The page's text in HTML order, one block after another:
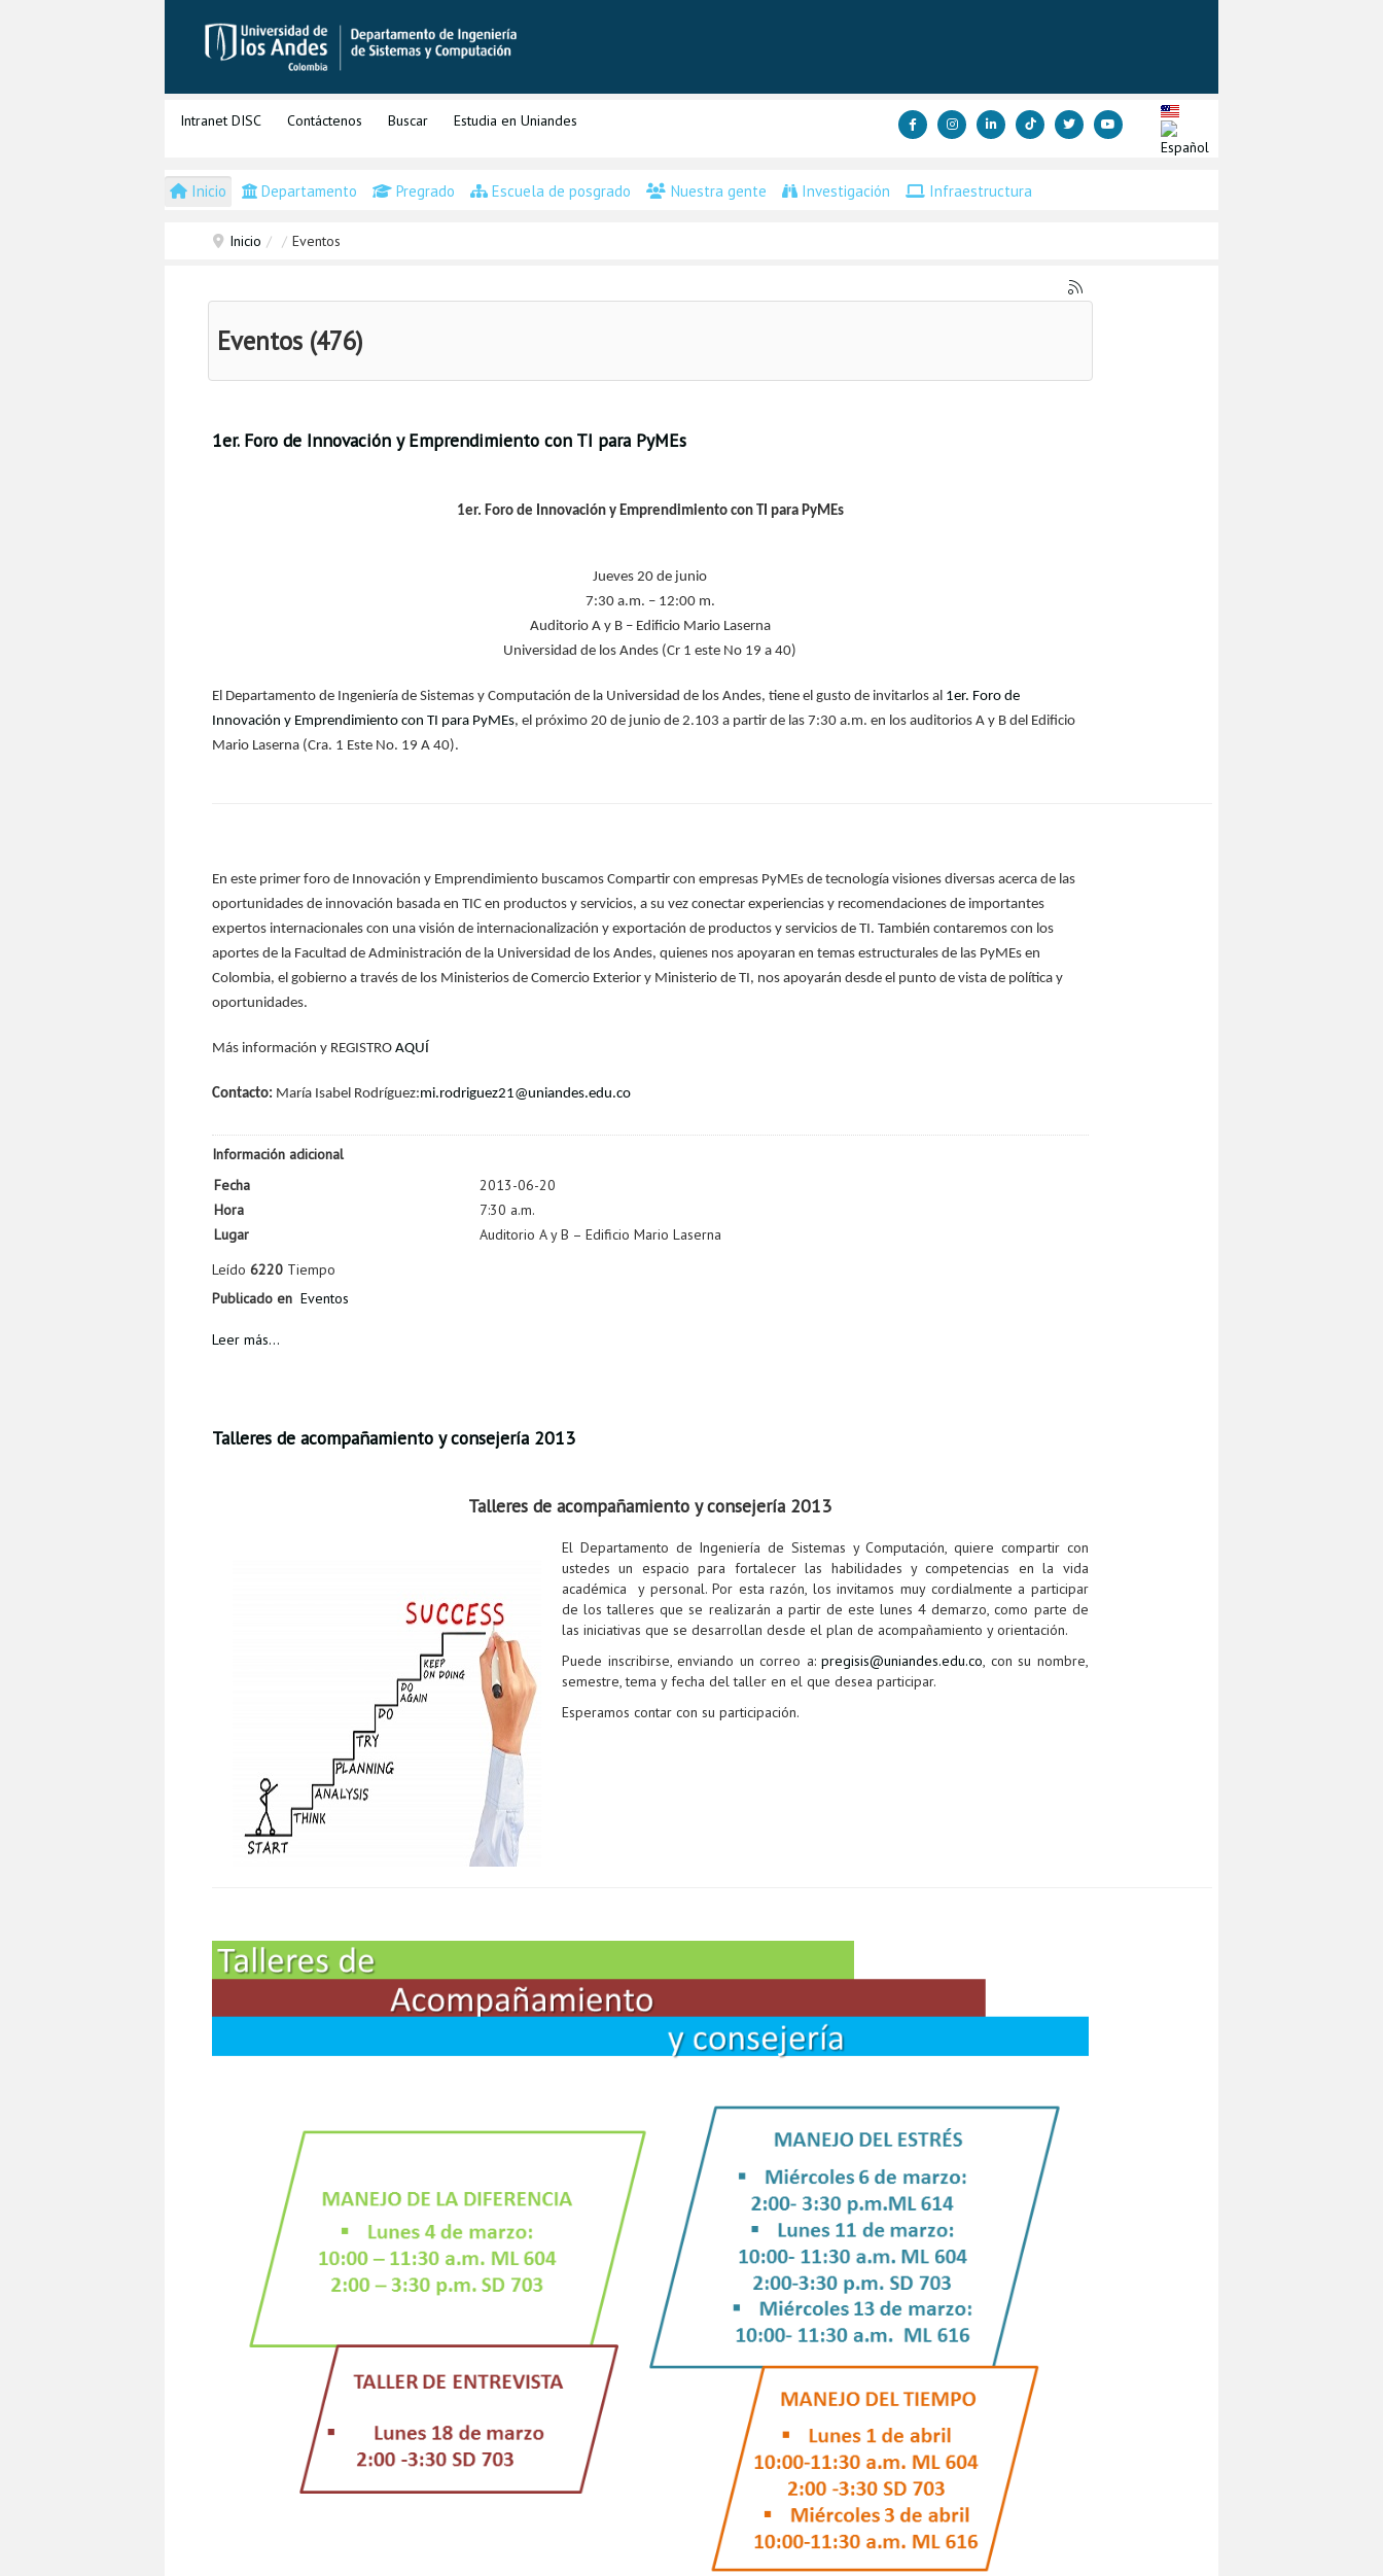
Intranet DISC Contáctenos Buscar Estudia en Uniandes
Inicio Departamento Pregrado Escuela de posgrado Nuestra gente Investigación Infraestructura
Inicio / / Eventos
Eventos (476)
1er. Foro de Innovación y Emprendimiento con TI para PyMEs
1er. Foro de Innovación y Emprendimiento con TI para PyMEs
Jueves 20 de junio
7:30 a.m. – 12:00 m.
Auditorio A y B – Edificio Mario Laserna
Universidad de los Andes (Cr 1 este No 19 a 40)
El Departamento de Ingeniería de Sistemas y Computación de la Universidad de los Andes, tiene el gusto de invitarlos al 1er. Foro de
Innovación y Emprendimiento con TI para PyMEs, el próximo 20 de junio de 2.103 a partir de las 7:30 a.m. en los auditorios A y B del Edificio
Mario Laserna (Cra. 1 Este No. 19 A 40).
En este primer foro de Innovación y Emprendimiento buscamos Compartir con empresas PyMEs de tecnología visiones diversas acerca de las
oportunidades de innovación basada en TIC en productos y servicios, a su vez conectar experiencias y recomendaciones de importantes
expertos internacionales con una visión de internacionalización y exportación de productos y servicios de TI. También contaremos con los
aportes de la Facultad de Administración de la Universidad de los Andes, quienes nos apoyaran en temas estructurales de las PyMEs en
Colombia, el gobierno a través de los Ministerios de Comercio Exterior y Ministerio de TI, nos apoyarán desde el punto de vista de política y
oportunidades.
Más información y REGISTRO AQUÍ
Contacto: María Isabel Rodríguez:mi.rodriguez21@uniandes.edu.co
Información adicional
Fecha
2013-06-20
Hora
7:30 a.m.
Lugar
Auditorio A y B – Edificio Mario Laserna
Leído 6220 Tiempo
Publicado en Eventos
Leer más...
Talleres de acompañamiento y consejería 2013
Talleres de acompañamiento y consejería 2013
El Departamento de Ingeniería de Sistemas y Computación, quiere compartir con
ustedes un espacio para fortalecer las habilidades y competencias en la vida
académica y personal. Por esta razón, los invitamos muy cordialmente a participar
de los talleres que se realizarán a partir de este lunes 4 demarzo, como parte de
las iniciativas que se desarrollan desde el plan de acompañamiento y orientación.
Puede inscribirse, enviando un correo a:pregisis@uniandes.edu.co, con su nombre,
semestre, tema y fecha del taller en el que desea participar.
Esperamos contar con su participación.